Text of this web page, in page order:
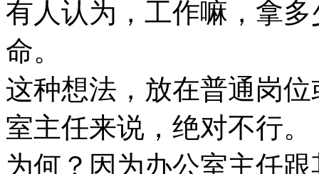
有人认为，工作嘛，拿
命。
这种想法，放在普通岗
室主任来说，绝对不行。
为何？因为办公室主任